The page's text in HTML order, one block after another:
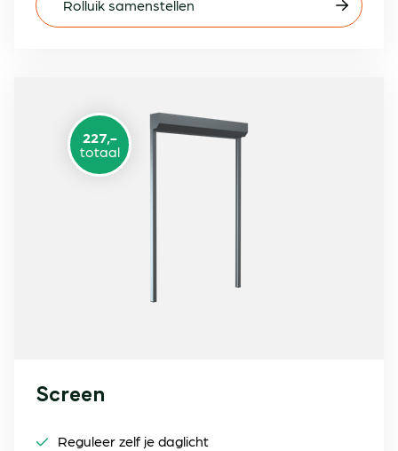
Rolluik samenstellen
totaal
227,-
Screen
Reguleer zelf je daglicht